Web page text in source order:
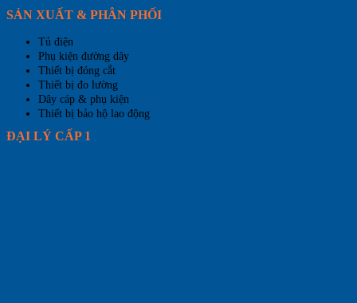
SẢN XUẤT & PHÂN PHỐI
Tủ điện
Phụ kiện đường dây
Thiết bị đóng cắt
Thiết bị đo lường
Dây cáp & phụ kiện
Thiết bị bảo hộ lao động
ĐẠI LÝ CẤP 1